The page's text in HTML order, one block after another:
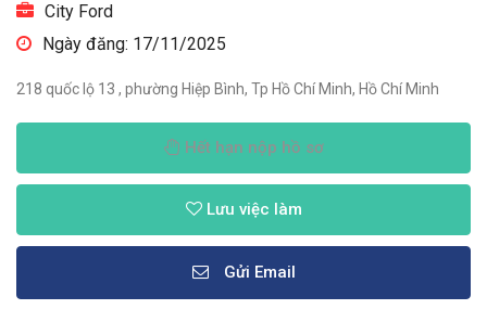
City Ford
Ngày đăng: 17/11/2025
218 quốc lộ 13 , phường Hiệp Bình, Tp Hồ Chí Minh, Hồ Chí Minh
Hết hạn nộp hồ sơ
Lưu việc làm
Gửi Email